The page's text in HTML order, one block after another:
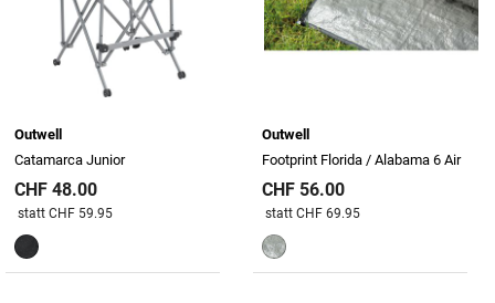
Outwell
Catamarca Junior
CHF 48.00
Preis reduziert von
statt CHF 59.95An
Outwell
Footprint Florida / Alabama 6 Air
CHF 56.00
Preis reduziert von
statt CHF 69.95An